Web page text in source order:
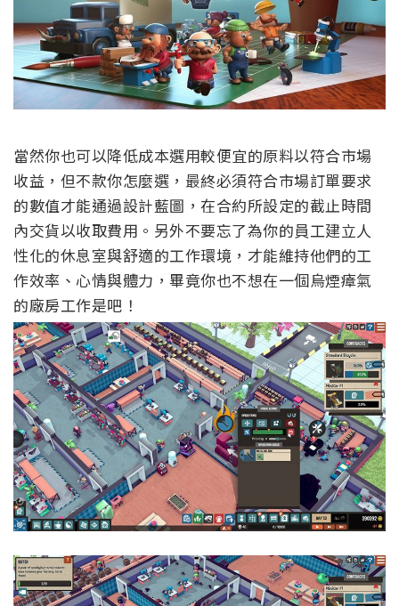
當然你也可以降低成本選用較便宜的原料以符合市場
收益，但不款你怎麼選，最終必須符合市場訂單要求
的數值才能通過設計藍圖，在合約所設定的截止時間
內交貨以收取費用。另外不要忘了為你的員工建立人
性化的休息室與舒適的工作環境，才能維持他們的工
作效率、心情與體力，畢竟你也不想在一個烏煙瘴氣
的廠房工作是吧！